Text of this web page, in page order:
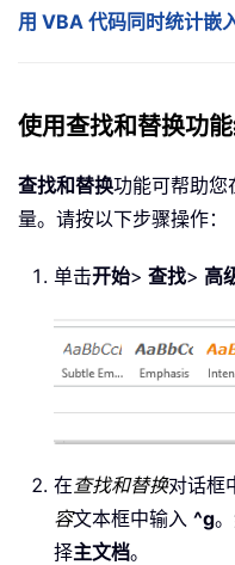
用 VBA 代码同时统计嵌
使用查找和替换功
查找和替换功能可帮助
量。请按以下步骤操作：
单击开始> 查找> 高
在查找和替换对话框
容文本框中输入 ^g
择主文档。